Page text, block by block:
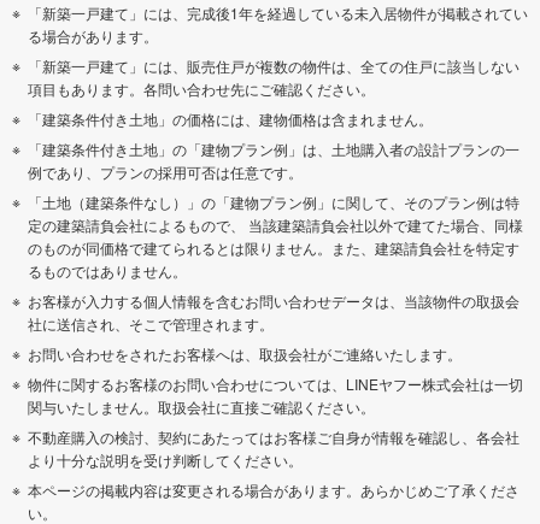
「新築一戸建て」には、完成後1年を経過している未入居物件が掲載されてい
る場合があります。
「新築一戸建て」には、販売住戸が複数の物件は、全ての住戸に該当しない
項目もあります。各問い合わせ先にご確認ください。
「建築条件付き土地」の価格には、建物価格は含まれません。
「建築条件付き土地」の「建物プラン例」は、土地購入者の設計プランの一
例であり、プランの採用可否は任意です。
「土地（建築条件なし）」の「建物プラン例」に関して、そのプラン例は特
定の建築請負会社によるもので、 当該建築請負会社以外で建てた場合、同様
のものが同価格で建てられるとは限りません。また、建築請負会社を特定す
るものではありません。
お客様が入力する個人情報を含むお問い合わせデータは、当該物件の取扱会
社に送信され、そこで管理されます。
お問い合わせをされたお客様へは、取扱会社がご連絡いたします。
物件に関するお客様のお問い合わせについては、LINEヤフー株式会社は一切
関与いたしません。取扱会社に直接ご確認ください。
不動産購入の検討、契約にあたってはお客様ご自身が情報を確認し、各会社
より十分な説明を受け判断してください。
本ページの掲載内容は変更される場合があります。あらかじめご了承くださ
い。